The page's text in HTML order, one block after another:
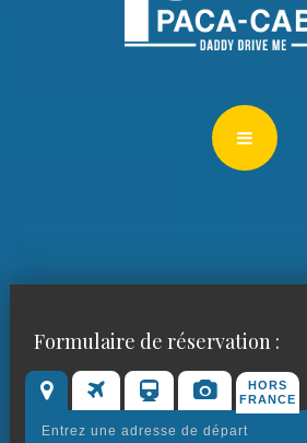
Réservez votre
pour Valbonne
Formulaire de réservation :
HORS
FRANCE